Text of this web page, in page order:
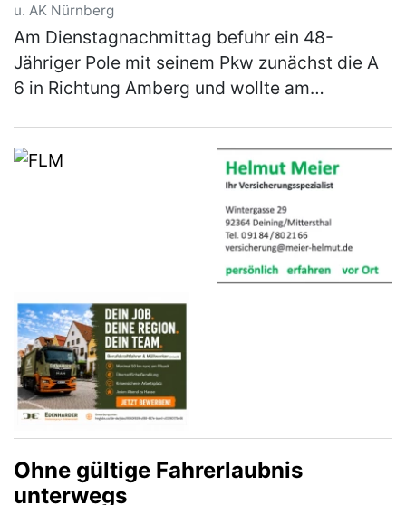
u. AK Nürnberg
Am Dienstagnachmittag befuhr ein 48-
Jähriger Pole mit seinem Pkw zunächst die A
6 in Richtung Amberg und wollte am
Sp…(mehr)
Ohne gültige Fahrerlaubnis
unterwegs